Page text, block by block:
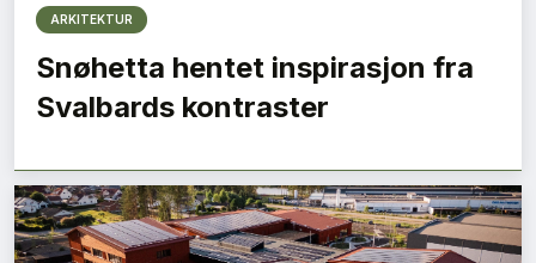
ARKITEKTUR
Snøhetta hentet inspirasjon fra
Svalbards kontraster